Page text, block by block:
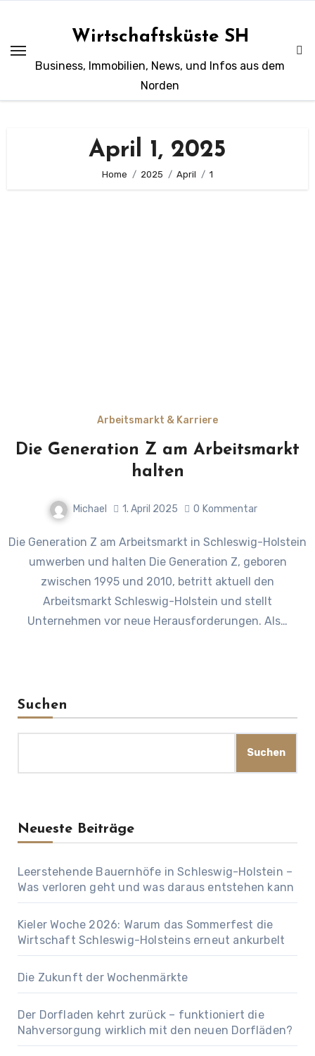
springen
Wirtschaftsküste SH
Business, Immobilien, News, und Infos aus dem
Norden
April 1, 2025
Home 2025 April 1
Arbeitsmarkt & Karriere
Die Generation Z am Arbeitsmarkt
halten
Michael 1. April 2025 0 Kommentar
Die Generation Z am Arbeitsmarkt in Schleswig-Holstein
umwerben und halten Die Generation Z, geboren
zwischen 1995 und 2010, betritt aktuell den
Arbeitsmarkt Schleswig-Holstein und stellt
Unternehmen vor neue Herausforderungen. Als…
Suchen
Suchen
Neueste Beiträge
Leerstehende Bauernhöfe in Schleswig-Holstein –
Was verloren geht und was daraus entstehen kann
Kieler Woche 2026: Warum das Sommerfest die
Wirtschaft Schleswig-Holsteins erneut ankurbelt
Die Zukunft der Wochenmärkte
Der Dorfladen kehrt zurück – funktioniert die
Nahversorgung wirklich mit den neuen Dorfläden?